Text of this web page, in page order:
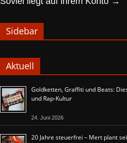
Sidebar
Aktuell
Goldketten, Graffiti und Beats:
und Rap-Kultur
24. Juni 2026
20 Jahre steuerfrei – Mert plant